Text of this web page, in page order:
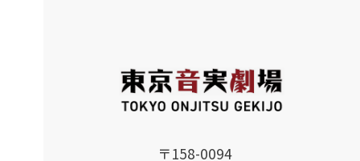
〒158-0094